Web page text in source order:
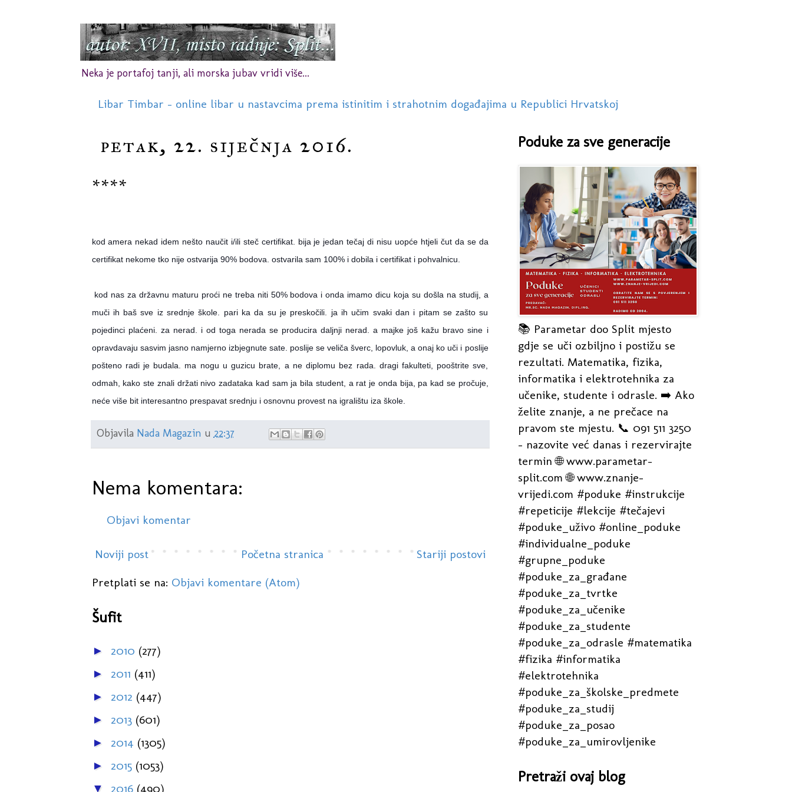
Neka je portafoj tanji, ali morska jubav vridi više...
Libar Timbar - online libar u nastavcima prema istinitim i strahotnim događajima u Republici Hrvatskoj
petak, 22. siječnja 2016.
****
kod amera nekad idem nešto naučit i/ili steč certifikat. bija je jedan tečaj di nisu uopće htjeli čut da se da
certifikat nekome tko nije ostvarija 90% bodova. ostvarila sam 100% i dobila i certifikat i pohvalnicu.
kod nas za državnu maturu proći ne treba niti 50% bodova i onda imamo dicu koja su došla na studij, a
muči ih baš sve iz srednje škole. pari ka da su je preskočili. ja ih učim svaki dan i pitam se zašto su
pojedinci plaćeni. za nerad. i od toga nerada se producira daljnji nerad. a majke još kažu bravo sine i
opravdavaju sasvim jasno namjerno izbjegnute sate. poslije se veliča šverc, lopovluk, a onaj ko uči i poslije
pošteno radi je budala. ma nogu u guzicu brate, a ne diplomu bez rada. dragi fakulteti, pooštrite sve,
odmah, kako ste znali držati nivo zadataka kad sam ja bila student, a rat je onda bija, pa kad se pročuje,
neće više bit interesantno prespavat srednju i osnovnu provest na igralištu iza škole.
Objavila Nada Magazin u 22:37
Nema komentara:
Objavi komentar
Noviji post Stariji postovi
Početna stranica
Pretplati se na: Objavi komentare (Atom)
Šufit
► 2010 (277)
► 2011 (411)
► 2012 (447)
► 2013 (601)
► 2014 (1305)
► 2015 (1053)
▼ 2016 (490)
Poduke za sve generacije
📚 Parametar doo Split mjesto
gdje se uči ozbiljno i postižu se
rezultati. Matematika, fizika,
informatika i elektrotehnika za
učenike, studente i odrasle. ➡️ Ako
želite znanje, a ne prečace na
pravom ste mjestu. 📞 091 511 3250
- nazovite već danas i rezervirajte
termin 🌐 www.parametar-
split.com 🌐 www.znanje-
vrijedi.com #poduke #instrukcije
#repeticije #lekcije #tečajevi
#poduke_uživo #online_poduke
#individualne_poduke
#grupne_poduke
#poduke_za_građane
#poduke_za_tvrtke
#poduke_za_učenike
#poduke_za_studente
#poduke_za_odrasle #matematika
#fizika #informatika
#elektrotehnika
#poduke_za_školske_predmete
#poduke_za_studij
#poduke_za_posao
#poduke_za_umirovljenike
Pretraži ovaj blog